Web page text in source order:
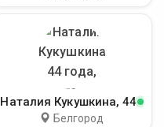
Наталия Кукушкина, 44
Белгород